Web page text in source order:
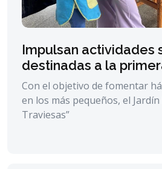
Impulsan actividades
destinadas a la
Con el objetivo de fomentar
en los más pequeños, el
Traviesas”